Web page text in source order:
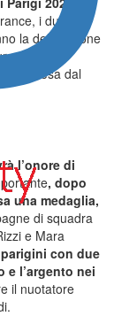
i due
la delegazione
a cinque
presa dal
l’onore di
, dopo
una medaglia,
di squadra
e Mara
con due
e l’argento nei
il nuotatore